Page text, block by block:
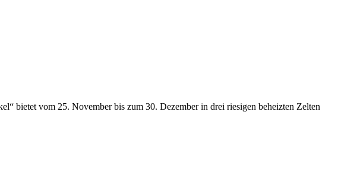
bietet vom 25. November bis zum 30. Dezember in drei riesigen beheizten Zelten